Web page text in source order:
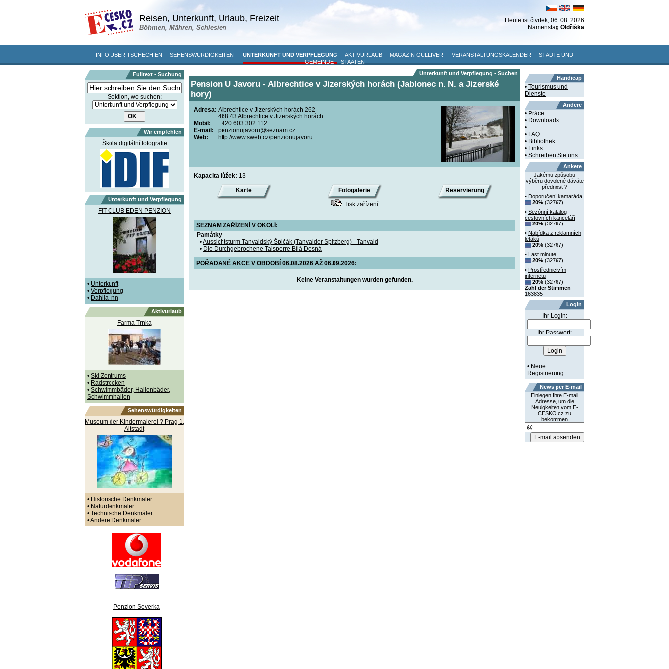
Reisen, Unterkunft, Urlaub, Freizeit
Böhmen, Mähren, Schlesien
Heute istčtvrtek, 06. 08. 2026
Namenstag Oldřiška
INFO ÜBER TSCHECHIEN SEHENSWÜRDIGKEITEN UNTERKUNFT UND VERPFLEGUNG AKTIVURLAUB MAGAZIN GULLIVER VERANSTALTUNGSKALENDER
STÄDTE UND
GEMEINDE
STAATEN
Fulltext - Suchung
Sektion, wo suchen:
Wir empfehlen
Škola digitální fotografie
Unterkunft und Verpflegung
FIT CLUB EDEN PENZION
• Unterkunft
• Verpflegung
• Dahlia Inn
Aktivurlaub
Farma Trnka
• Ski Zentrums
• Radstrecken
• Schwimmbäder, Hallenbäder,
Schwimmhallen
Sehenswürdigkeiten
Museum der Kindermalerei ? Prag 1,
Altstadt
• Historische Denkmäler
• Naturdenkmäler
• Technische Denkmäler
•Andere Denkmäler
Penzion Severka
Unterkunft und Verpflegung - Suchen
Pension U Javoru - Albrechtice v Jizerských horách (Jablonec n. N. a Jizerské
hory)
Adresa: Albrechtice v Jizerských horách 262
468 43 Albrechtice v Jizerských horách
Mobil:
+420 603 302 112
E-mail:
penzionujavoru@seznam.cz
Web:
http://www.sweb.cz/penzionujavoru
Kapacita lůžek: 13
Karte Fotogalerie
Reservierung
Tisk zařízení
SEZNAM ZAŘÍZENÍ V OKOLÍ:
Památky
•Aussichtsturm Tanvaldský Špičák (Tanvalder Spitzberg) - Tanvald
• Die Durchgebrochene Talsperre Bílá Desná
POŘADANÉ AKCE V OBDOBÍ 06.08.2026 AŽ 06.09.2026:
Keine Veranstaltungen wurden gefunden.
Handicap
• Tourismus und
Dienste
Andere
• Práce
• Downloads
•
• FAQ
• Bibliothek
• Links
• Schreiben Sie uns
Ankete
Jakému způsobu
výběru dovolené dáváte
přednost ?
• Doporučení kamaráda
20% (32767)
• Sezónní katalog
cestovních kanceláří
20% (32767)
• Nabídka z reklamních
letáků
20% (32767)
•
Last minute
20% (32767)
• Prostřednictvím
internetu
20% (32767)
Zahl der Stimmen
163835
Login
Ihr Login:
Ihr Passwort:
• Neue
Registrierung
News per E-mail
Einlegen Ihre E-mail
Adresse, um die
Neuigkeiten vom E-
CESKO.cz zu
bekommen